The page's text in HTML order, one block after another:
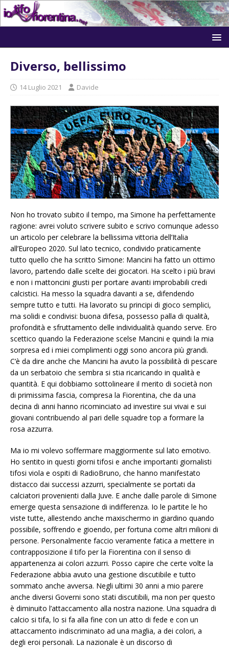
Diverso, bellissimo
14 Luglio 2021 Davide
Non ho trovato subito il tempo, ma Simone ha perfettamente
ragione: avrei voluto scrivere subito e scrivo comunque adesso
un articolo per celebrare la bellissima vittoria dell’Italia
all’Europeo 2020. Sul lato tecnico, condivido praticamente
tutto quello che ha scritto Simone: Mancini ha fatto un ottimo
lavoro, partendo dalle scelte dei giocatori. Ha scelto i più bravi
e non i mattoncini giusti per portare avanti improbabili credi
calcistici. Ha messo la squadra davanti a se, difendendo
sempre tutto e tutti. Ha lavorato su principi di gioco semplici,
ma solidi e condivisi: buona difesa, possesso palla di qualità,
profondità e sfruttamento delle individualità quando serve. Ero
scettico quando la Federazione scelse Mancini e quindi la mia
sorpresa ed i miei complimenti oggi sono ancora più grandi.
C’è da dire anche che Mancini ha avuto la possibilità di pescare
da un serbatoio che sembra si stia ricaricando in qualità e
quantità. E qui dobbiamo sottolineare il merito di società non
di primissima fascia, compresa la Fiorentina, che da una
decina di anni hanno ricominciato ad investire sui vivai e sui
giovani contribuendo al pari delle squadre top a formare la
rosa azzurra.
Ma io mi volevo soffermare maggiormente sul lato emotivo.
Ho sentito in questi giorni tifosi e anche importanti giornalisti
tifosi viola e ospiti di RadioBruno, che hanno manifestato
distacco dai successi azzurri, specialmente se portati da
calciatori provenienti dalla Juve. E anche dalle parole di Simone
emerge questa sensazione di indifferenza. Io le partite le ho
viste tutte, allestendo anche maxischermo in giardino quando
possibile, soffrendo e gioendo, per fortuna come altri milioni di
persone. Personalmente faccio veramente fatica a mettere in
contrapposizione il tifo per la Fiorentina con il senso di
appartenenza ai colori azzurri. Posso capire che certe volte la
Federazione abbia avuto una gestione discutibile e tutto
sommato anche avversa. Negli ultimi 30 anni a mio parere
anche diversi Governi sono stati discutibili, ma non per questo
è diminuito l’attaccamento alla nostra nazione. Una squadra di
calcio si tifa, lo si fa alla fine con un atto di fede e con un
attaccamento indiscriminato ad una maglia, a dei colori, a
degli eroi personali. La nazionale è un discorso di